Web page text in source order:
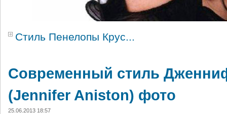
Стиль Пенелопы Крус...
Современный стиль
(Jennifer Aniston) фото
25.06.2013 18:57